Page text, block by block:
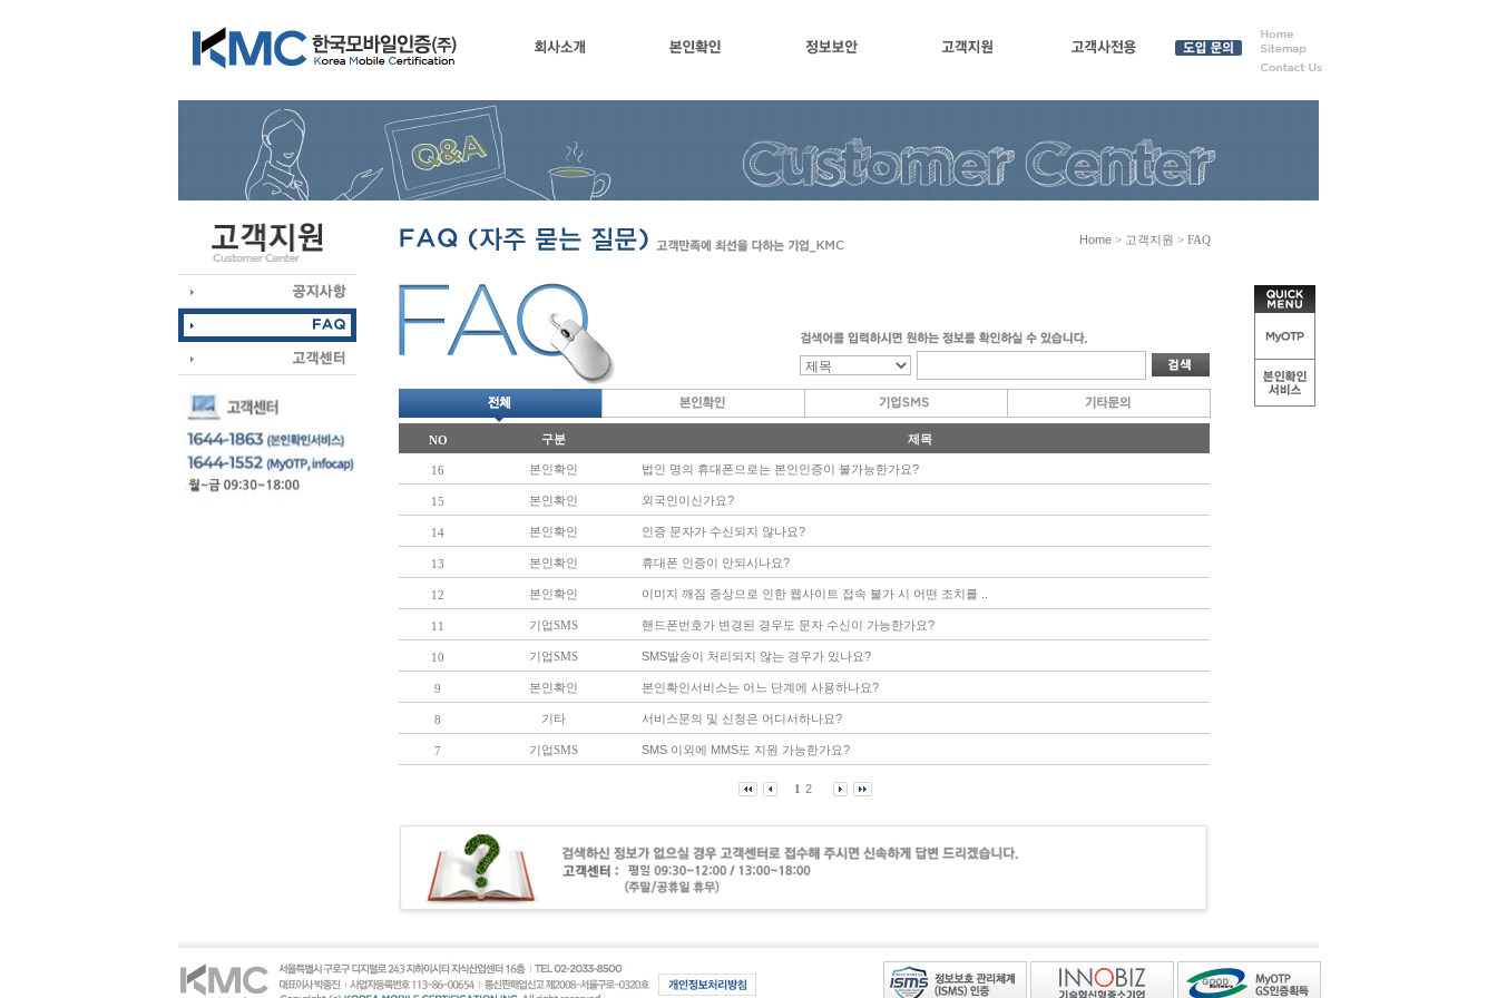
의
Home > 고객지원 > FAQ
NO 구분 제목
16 본인확인 법인 명의 휴대폰으로는 본인인증이 불가능한가요?
15 본인확인 외국인이신가요?
14 본인확인 인증 문자가 수신되지 않나요?
13 본인확인 휴대폰 인증이 안되시나요?
12 본인확인 이미지 깨짐 증상으로 인한 웹사이트 접속 불가 시 어떤 조치를 ..
11 기업SMS 핸드폰번호가 변경된 경우도 문자 수신이 가능한가요?
10 기업SMS SMS발송이 처리되지 않는 경우가 있나요?
9 본인확인 본인확인서비스는 어느 단계에 사용하나요?
8 기타 서비스문의 및 신청은 어디서하나요?
7 기업SMS SMS 이외에 MMS도 지원 가능한가요?
1 2